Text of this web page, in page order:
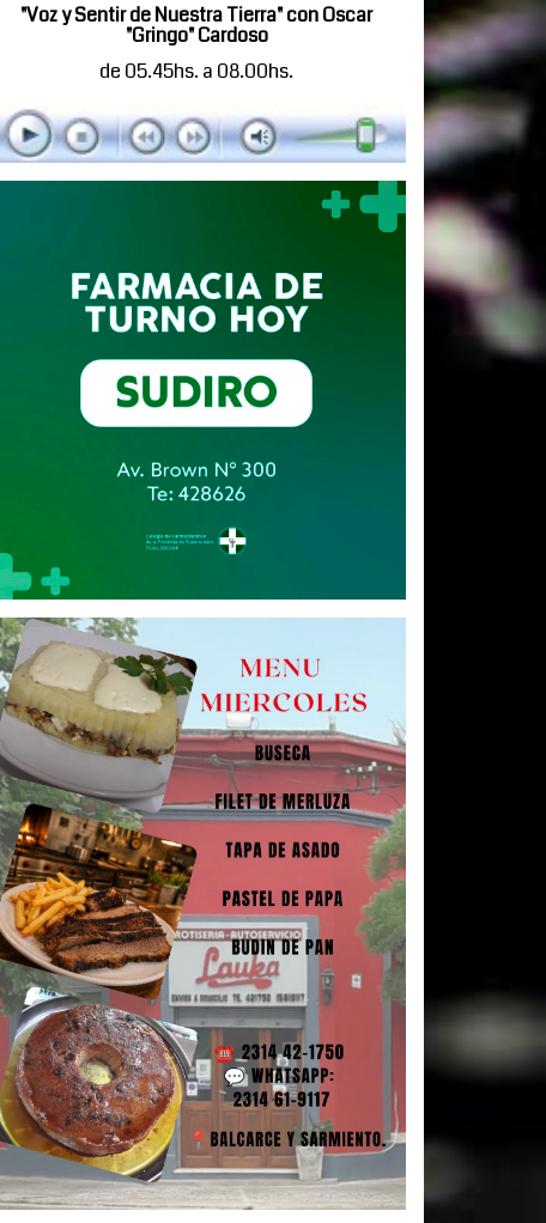
"Voz y Sentir de Nuestra Tierra" con Oscar
"Gringo" Cardoso
de 05.45hs. a 08.00hs.